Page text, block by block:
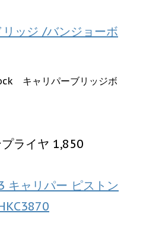
リッジ /バンジョーボ
キャリパーブリッジボ
ライヤ 1,850
キャリパー ピストン